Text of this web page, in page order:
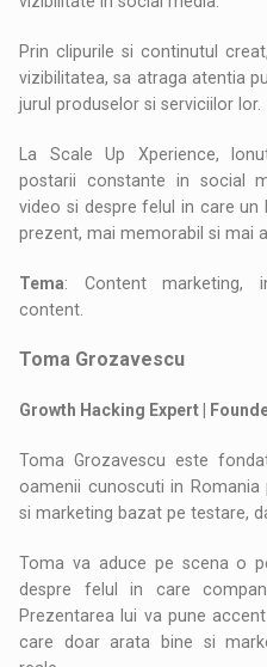
Prin clipurile si continutul
vizibilitatea, sa atraga atentia
jurul produselor si serviciilor lor.
La Scale Up Xperience,
postarii constante in social
video si despre felul in care un
prezent, mai memorabil si mai
Tema: Content marketing,
content.
Toma Grozavescu
Growth Hacking Expert |
Toma Grozavescu este
oamenii cunoscuti in
si marketing bazat pe testare,
Toma va aduce pe scena o
despre felul in care
Prezentarea lui va pune
care doar arata bine si